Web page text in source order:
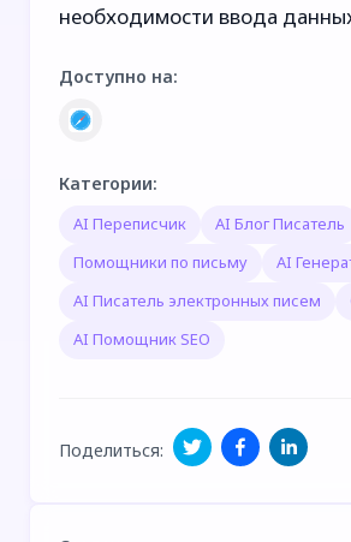
необходимости ввода
Доступно на:
Категории:
AI Переписчик
AI Блог Писатель
Помощники по письму
AI
AI Писатель электронных писем
AI Помощник SEO
Поделиться: